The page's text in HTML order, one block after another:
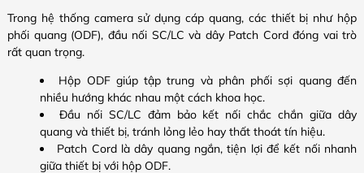
Trong hệ thống camera sử dụng cáp quang, các thiết bị như hộp
phối quang (ODF), đầu nối SC/LC và dây Patch Cord đóng vai trò
rất quan trọng.
Hộp ODF giúp tập trung và phân phối sợi quang đến
nhiều hướng khác nhau một cách khoa học.
Đầu nối SC/LC đảm bảo kết nối chắc chắn giữa dây
quang và thiết bị, tránh lỏng lẻo hay thất thoát tín hiệu.
Patch Cord là dây quang ngắn, tiện lợi để kết nối nhanh
giữa thiết bị với hộp ODF.